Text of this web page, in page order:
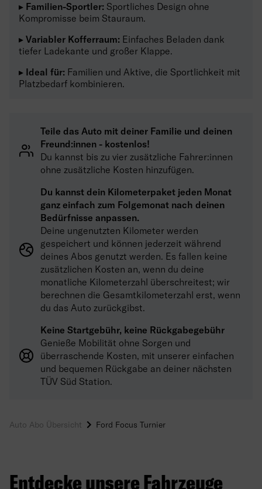
▸ Familien-Sportler: Sportliches Design ohne
Kompromisse beim Stauraum.
▸ Variabler Kofferraum: Einfaches Beladen dank
tiefer Ladekante und großer Klappe.
▸ Ideal für: Familien und Aktive, die Sportlichkeit mit
Platzbedarf kombinieren.
Teile das Auto mit deiner Familie und deinen
Freund:innen - kostenlos!
Du kannst bis zu vier zusätzliche Fahrer:innen
ohne zusätzliche Kosten hinzufügen.
Du kannst dein Kilometerpaket jeden Monat
ganz einfach zum Folgemonat nach deinen
Bedürfnisse anpassen.
Deine ungenutzten Kilometer werden
gespeichert und können jederzeit während
deines Abos genutzt werden. Es fallen keine
zusätzlichen Kosten an, wenn du deine
monatliche Kilometerzahl überschreitest; wir
berechnen die Gesamtkilometerzahl erst, wenn
du das Auto zurückgibst.
Keine Startgebühr, keine Rückgabegebühr
Genieße Mobilität ohne Sorgen und
überraschende Kosten, mit unserer einfachen
und bequemen Rückgabe an deiner nächsten
TÜV Süd Station.
Auto Abo Übersicht Ford Focus Turnier
Entdecke unsere Fahrzeuge